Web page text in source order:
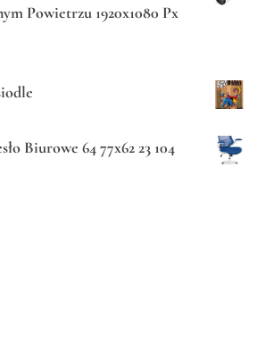
Powietrzu 1920x1080 Px
Biurowe 64 77x62 23 104